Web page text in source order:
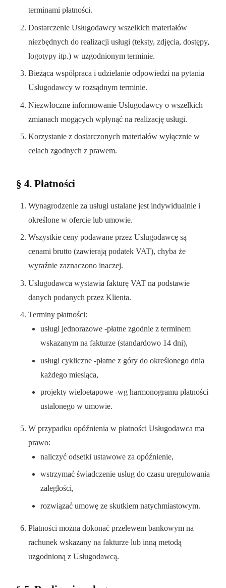
terminami płatności.
Dostarczenie Usługodawcy wszelkich materiałów
niezbędnych do realizacji usługi (teksty, zdjęcia, dostępy,
logotypy itp.) w uzgodnionym terminie.
Bieżąca współpraca i udzielanie odpowiedzi na pytania
Usługodawcy w rozsądnym terminie.
Niezwłoczne informowanie Usługodawcy o wszelkich
zmianach mogących wpłynąć na realizację usługi.
Korzystanie z dostarczonych materiałów wyłącznie w
celach zgodnych z prawem.
§ 4. Płatności
Wynagrodzenie za usługi ustalane jest indywidualnie i
określone w ofercie lub umowie.
Wszystkie ceny podawane przez Usługodawcę są
cenami brutto (zawierają podatek VAT), chyba że
wyraźnie zaznaczono inaczej.
Usługodawca wystawia fakturę VAT na podstawie
danych podanych przez Klienta.
Terminy płatności:
usługi jednorazowe -płatne zgodnie z terminem
wskazanym na fakturze (standardowo 14 dni),
usługi cykliczne -płatne z góry do określonego dnia
każdego miesiąca,
projekty wieloetapowe -wg harmonogramu płatności
ustalonego w umowie.
W przypadku opóźnienia w płatności Usługodawca ma
prawo:
naliczyć odsetki ustawowe za opóźnienie,
wstrzymać świadczenie usług do czasu uregulowania
zaległości,
rozwiązać umowę ze skutkiem natychmiastowym.
Płatności można dokonać przelewem bankowym na
rachunek wskazany na fakturze lub inną metodą
uzgodnioną z Usługodawcą.